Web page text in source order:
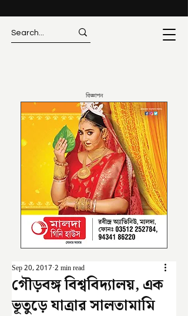
বিজ্ঞাপন
গৌড়বঙ্গ বিশ্ববিদ্যালয়, এক
ভূতুড়ে যাত্রার সালতামামি
Sep 20, 2017 2 min read